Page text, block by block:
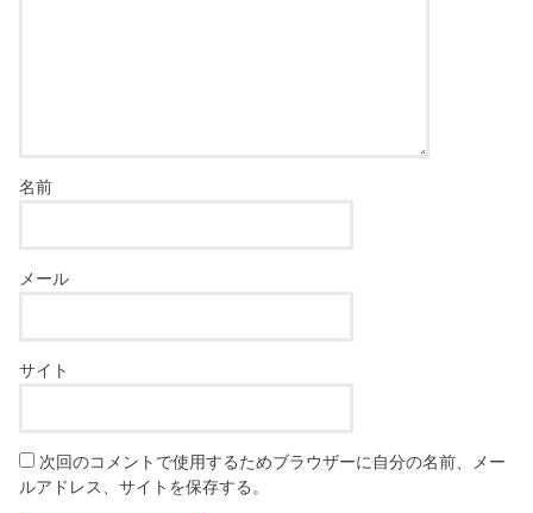
名前
メール
サイト
次回のコメントで使用するためブラウザーに自分の名前、メー
ルアドレス、サイトを保存する。